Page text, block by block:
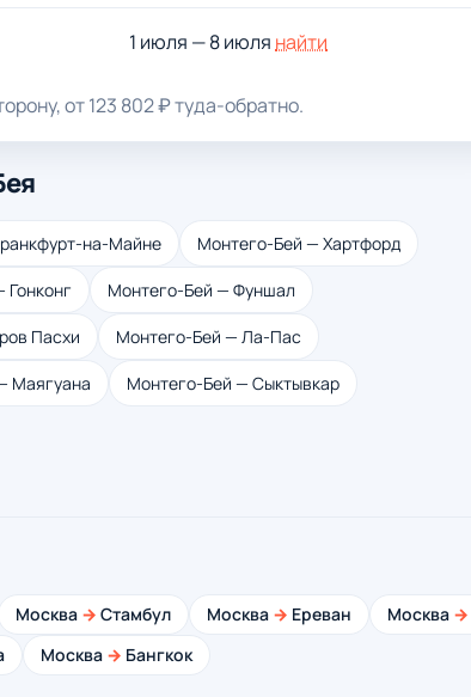
1 июля — 8 июля найти
от 123 802 ₽ туда-обратно.
на-Майне Монтего-Бей — Хартфорд
Монтего-Бей — Фуншал
Пасхи Монтего-Бей — Ла-Пас
Маягуана Монтего-Бей — Сыктывкар
Москва → Стамбул Москва → Ереван Москва →
Москва → Бангкок